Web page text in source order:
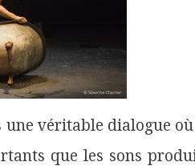
une véritable dialogue où
que les sons